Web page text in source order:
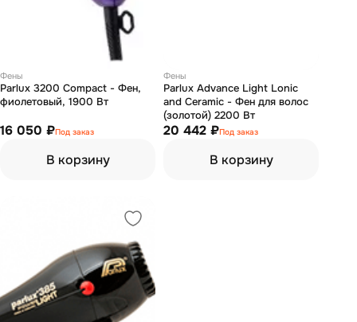
Фены
Parlux 3200 Compact - Фен,
фиолетовый, 1900 Вт
16 050 ₽Под заказ
В корзину
Фены
Parlux Advance Light Lonic
and Ceramic - Фен для волос
(золотой) 2200 Вт
20 442 ₽Под заказ
В корзину